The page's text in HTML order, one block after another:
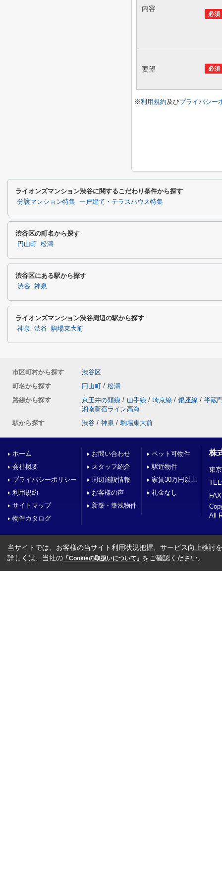
必須
内容
必須
要望
※利用規約及びプライバシー
ライオンズマンション渋谷に関するこだわり条件から探す
分譲マンション特集 一戸建て・テラスハウス特集
渋谷区の町名から探す
円山町 松濤
渋谷区にある駅から探す
渋谷 神泉
ライオンズマンション渋谷周辺の駅から探す
神泉 渋谷 駒場東大前
市区町村から探す
渋谷区
町名から探す
円山町 / 松濤
路線から探す
京王井の頭線 / 山手線 / 埼京線 / 銀座線 / 半蔵
湘南新宿ライン高海
駅から探す
渋谷 / 神泉 / 駒場東大前
ホーム
会社概要
プライバシーポリシー
利用規約
サイトマップ
物件カタログ
お問い合わせ
スタッフ紹介
周辺施設情報
お客様の声
新築・築浅物件
ペット可物件
駅近物件
家賃30万円以上
礼金なし
株
東
All
当サイトでは、お客様の当サイト利用状況把握、サービス向上検討
詳しくは、当社の 「Cookieの取扱いについて」 をご確認ください。